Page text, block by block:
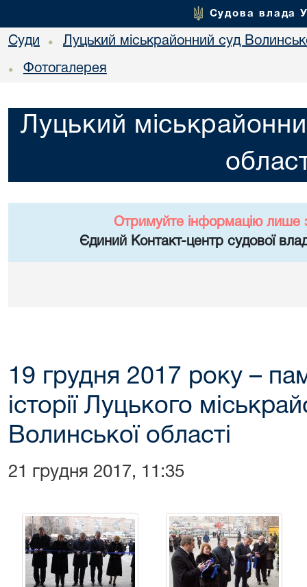
Судова влада
Суди • Луцький міськрайонний суд
• Фотогалерея
Луцький
Отримуйте інформацію лише
Єдиний Контакт-центр судової
19 грудня 2017 року –
історії Луцького
Волинської області
21 грудня 2017, 11:35